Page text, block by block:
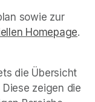
sowie zur
Homepage.
die Übersicht
Diese zeigen die